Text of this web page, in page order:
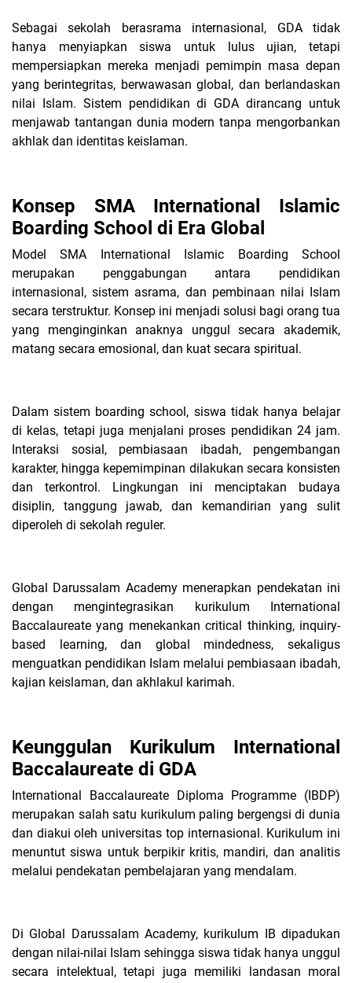
Sebagai sekolah berasrama internasional, GDA tidak
hanya menyiapkan siswa untuk lulus ujian, tetapi
mempersiapkan mereka menjadi pemimpin masa depan
yang berintegritas, berwawasan global, dan berlandaskan
nilai Islam. Sistem pendidikan di GDA dirancang untuk
menjawab tantangan dunia modern tanpa mengorbankan
akhlak dan identitas keislaman.
Konsep SMA International Islamic
Boarding School di Era Global
Model SMA International Islamic Boarding School
merupakan penggabungan antara pendidikan
internasional, sistem asrama, dan pembinaan nilai Islam
secara terstruktur. Konsep ini menjadi solusi bagi orang tua
yang menginginkan anaknya unggul secara akademik,
matang secara emosional, dan kuat secara spiritual.
Dalam sistem boarding school, siswa tidak hanya belajar
di kelas, tetapi juga menjalani proses pendidikan 24 jam.
Interaksi sosial, pembiasaan ibadah, pengembangan
karakter, hingga kepemimpinan dilakukan secara konsisten
dan terkontrol. Lingkungan ini menciptakan budaya
disiplin, tanggung jawab, dan kemandirian yang sulit
diperoleh di sekolah reguler.
Global Darussalam Academy menerapkan pendekatan ini
dengan mengintegrasikan kurikulum International
Baccalaureate yang menekankan critical thinking, inquiry-
based learning, dan global mindedness, sekaligus
menguatkan pendidikan Islam melalui pembiasaan ibadah,
kajian keislaman, dan akhlakul karimah.
Keunggulan Kurikulum International
Baccalaureate di GDA
International Baccalaureate Diploma Programme (IBDP)
merupakan salah satu kurikulum paling bergengsi di dunia
dan diakui oleh universitas top internasional. Kurikulum ini
menuntut siswa untuk berpikir kritis, mandiri, dan analitis
melalui pendekatan pembelajaran yang mendalam.
Di Global Darussalam Academy, kurikulum IB dipadukan
dengan nilai-nilai Islam sehingga siswa tidak hanya unggul
secara intelektual, tetapi juga memiliki landasan moral